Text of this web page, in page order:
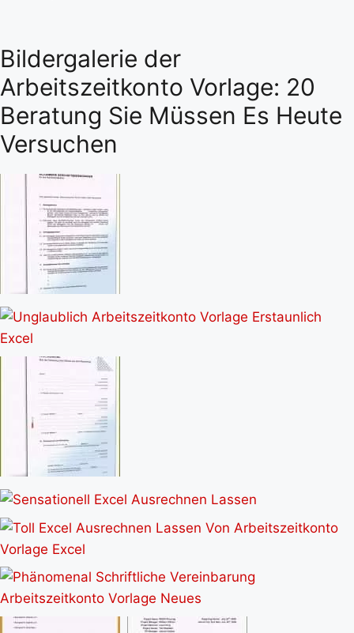
Bildergalerie der
Arbeitszeitkonto Vorlage: 20
Beratung Sie Müssen Es Heute
Versuchen